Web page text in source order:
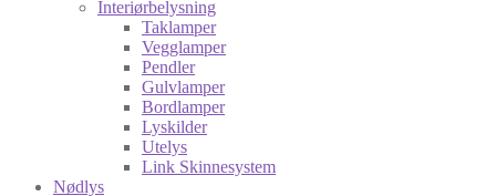
Interiørbelysning
Taklamper
Vegglamper
Pendler
Gulvlamper
Bordlamper
Lyskilder
Utelys
Link Skinnesystem
Nødlys